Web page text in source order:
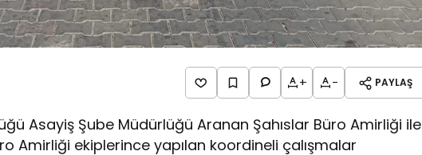
+ - PAYLAŞ
Asayiş Şube Müdürlüğü Aranan Şahıslar Büro Amirliği ile
Amirliği ekiplerince yapılan koordineli çalışmalar